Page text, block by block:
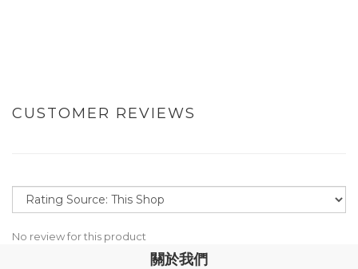
CUSTOMER REVIEWS
No review for this product
關於我們